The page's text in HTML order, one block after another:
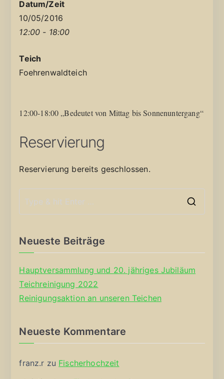
Datum/Zeit
10/05/2016
12:00 - 18:00
Teich
Foehrenwaldteich
12:00-18:00 „Bedeutet von Mittag bis Sonnenuntergang“
Reservierung
Reservierung bereits geschlossen.
Neueste Beiträge
Hauptversammlung und 20. jähriges Jubiläum
Teichreinigung 2022
Reinigungsaktion an unseren Teichen
Neueste Kommentare
franz.r zu Fischerhochzeit